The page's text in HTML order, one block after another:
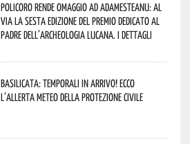
Policoro rende omaggio ad Adamesteanu: al
via la sesta edizione del Premio dedicato al
padre dell’archeologia lucana. I dettagli
Basilicata: temporali in arrivo! Ecco
l’allerta meteo della Protezione civile